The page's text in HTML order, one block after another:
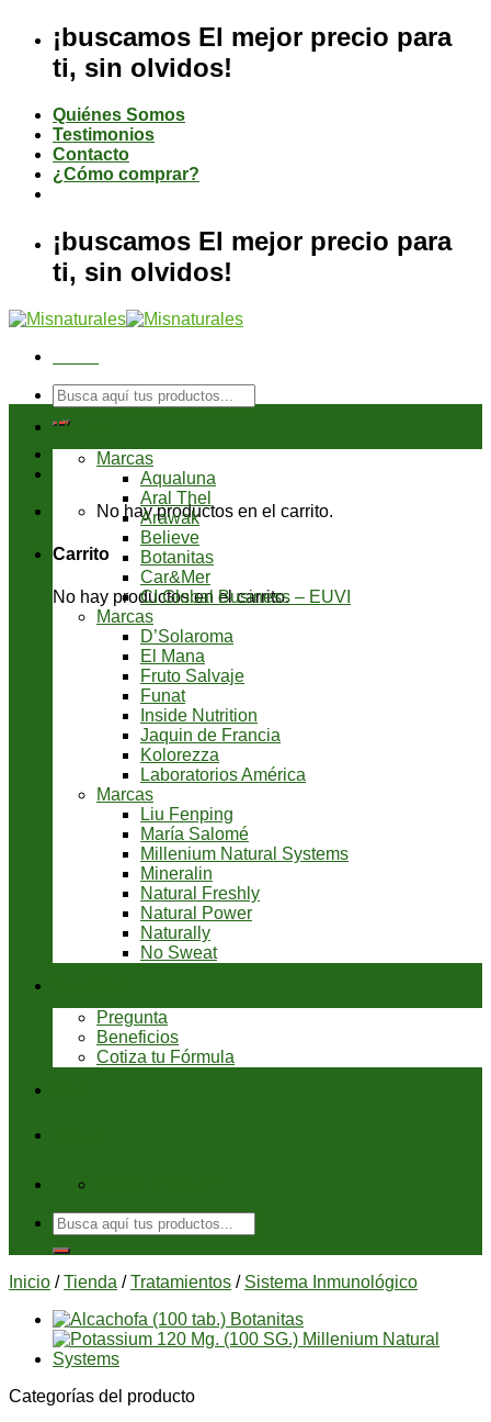
contenido
¡buscamos El mejor precio para
ti, sin olvidos!
Quiénes Somos
Testimonios
Contacto
¿Cómo comprar?
¡buscamos El mejor precio para
ti, sin olvidos!
Buscar
por:
No hay productos en el carrito.
Carrito
No hay productos en el carrito.
Tienda
Marcas
Aqualuna
Aral Thel
Arawak
Believe
Botanitas
Car&Mer
CI Global Business – EUVI
Marcas
D’Solaroma
El Mana
Fruto Salvaje
Funat
Inside Nutrition
Jaquin de Francia
Kolorezza
Laboratorios América
Marcas
Liu Fenping
María Salomé
Millenium Natural Systems
Mineralin
Natural Freshly
Natural Power
Naturally
No Sweat
Pregunta
Beneficios
Cotiza tu Fórmula
Buscar
por:
Inicio / Tienda / Tratamientos / Sistema Inmunológico
Categorías del producto